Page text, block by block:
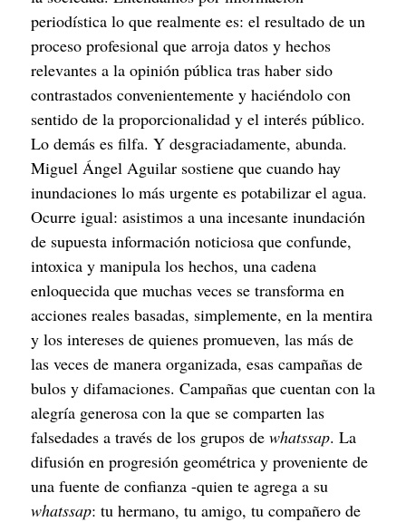
periodística lo que realmente es: el resultado de un
proceso profesional que arroja datos y hechos
relevantes a la opinión pública tras haber sido
contrastados convenientemente y haciéndolo con
sentido de la proporcionalidad y el interés público.
Lo demás es filfa. Y desgraciadamente, abunda.
Miguel Ángel Aguilar sostiene que cuando hay
inundaciones lo más urgente es potabilizar el agua.
Ocurre igual: asistimos a una incesante inundación
de supuesta información noticiosa que confunde,
intoxica y manipula los hechos, una cadena
enloquecida que muchas veces se transforma en
acciones reales basadas, simplemente, en la mentira
y los intereses de quienes promueven, las más de
las veces de manera organizada, esas campañas de
bulos y difamaciones. Campañas que cuentan con la
alegría generosa con la que se comparten las
falsedades a través de los grupos de whatssap. La
difusión en progresión geométrica y proveniente de
whatssap: tu hermano, tu amigo, tu compañero de